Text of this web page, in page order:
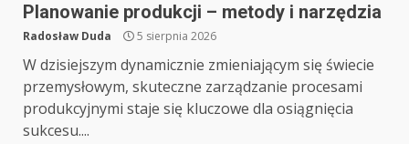
Planowanie produkcji – metody i narzędzia
Radosław Duda 5 sierpnia 2026
W dzisiejszym dynamicznie zmieniającym się świecie
przemysłowym, skuteczne zarządzanie procesami
produkcyjnymi staje się kluczowe dla osiągnięcia
sukcesu....